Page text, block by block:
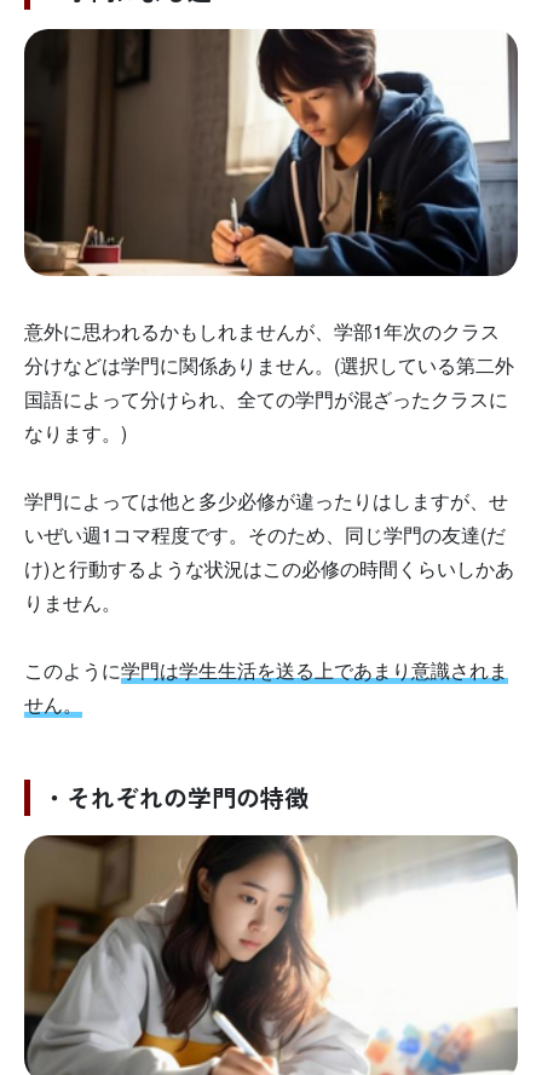
意外に思われるかもしれませんが、学部1年次のクラス
分けなどは学門に関係ありません。(選択している第二外
国語によって分けられ、全ての学門が混ざったクラスに
なります。)
学門によっては他と多少必修が違ったりはしますが、せ
いぜい週1コマ程度です。そのため、同じ学門の友達(だ
け)と行動するような状況はこの必修の時間くらいしかあ
りません。
このように学門は学生生活を送る上であまり意識されま
せん。
・それぞれの学門の特徴